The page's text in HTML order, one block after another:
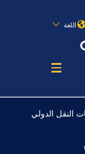
اللغة
النقل الدولي